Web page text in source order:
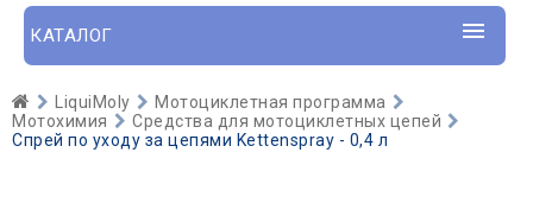
КАТАЛОГ
LiquiMoly
Мотоциклетная программа
Мотохимия
Средства для мотоциклетных цепей
Спрей по уходу за цепями Kettenspray - 0,4 л